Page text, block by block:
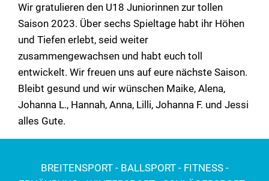
Wir gratulieren den U18 Juniorinnen zur tollen
Saison 2023. Über sechs Spieltage habt ihr Höhen
und Tiefen erlebt, seid weiter
zusammengewachsen und habt euch toll
entwickelt. Wir freuen uns auf eure nächste Saison.
Bleibt gesund und wir wünschen Maike, Alena,
Johanna L., Hannah, Anna, Lilli, Johanna F. und Jessi
alles Gute.
BREITENSPORT - BALLSPORT - FITNESS -